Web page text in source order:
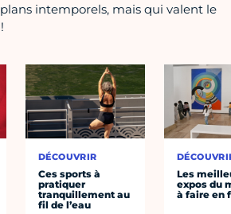
intemporels, mais qui valent le
DÉCOUVRIR
Ces sports à
pratiquer
tranquillement au
fil de l’eau
Les
expos du
à faire en